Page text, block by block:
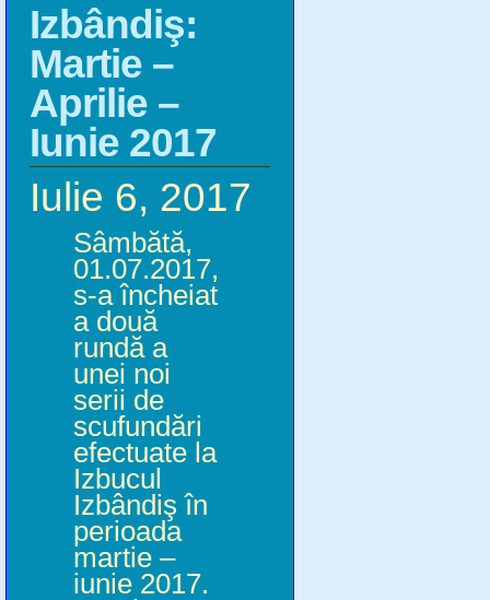
Izbândiş:
Martie –
Aprilie –
Iunie 2017
Iulie 6, 2017
Sâmbătă,
01.07.2017,
s-a încheiat
a două
rundă a
unei noi
serii de
scufundări
efectuate la
Izbucul
Izbândiş în
perioada
martie –
iunie 2017.